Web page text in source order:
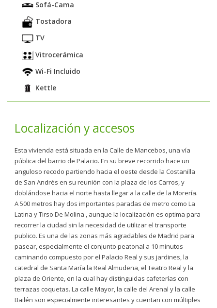
Sofá-Cama
Tostadora
TV
Vitrocerámica
Wi-Fi Incluido
Kettle
Localización y accesos
Esta vivienda está situada en la Calle de Mancebos, una vía
pública del barrio de Palacio. En su breve recorrido hace un
anguloso recodo partiendo hacia el oeste desde la Costanilla
de San Andrés en su reunión con la plaza de los Carros, y
doblándose hacia el norte hasta llegar a la calle de la Morería.
A 500 metros hay dos importantes paradas de metro como La
Latina y Tirso De Molina , aunque la localización es optima para
recorrer la ciudad sin la necesidad de utilizar el transporte
publico. Es una de las zonas más agradables de Madrid para
pasear, especialmente el conjunto peatonal a 10 minutos
caminando compuesto por el Palacio Real y sus jardines, la
catedral de Santa María la Real Almudena, el Teatro Real y la
plaza de Oriente, en la cual hay distinguidas cafeterías con
terrazas coquetas. La calle Mayor, la calle del Arenal y la calle
Bailén son especialmente interesantes y cuentan con múltiples